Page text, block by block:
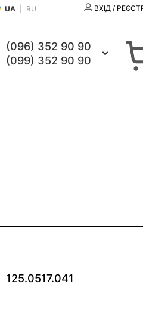
UA RU ВХІД /
(096) 352 90 90
(099) 352 90 90
125.0517.041